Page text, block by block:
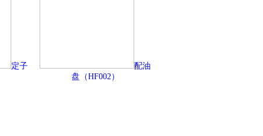
定子
配油
盘（HF002）